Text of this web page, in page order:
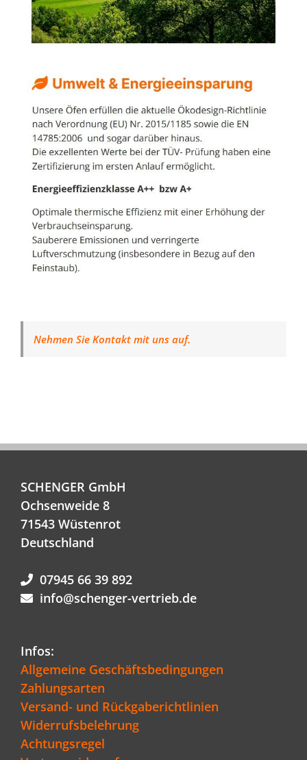
Nehmen Sie Kontakt mit uns auf.
SCHENGER GmbH
Ochsenweide 8
71543 Wüstenrot
Deutschland
07945 66 39 892
info@schenger-vertrieb.de
Infos:
Allgemeine Geschäftsbedingungen
Zahlungsarten
Versand- und Rückgaberichtlinien
Widerrufsbelehrung
Achtungsregel